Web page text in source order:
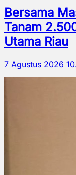
Bersama
Tanam
Utama Riau
7 Agustus 2026